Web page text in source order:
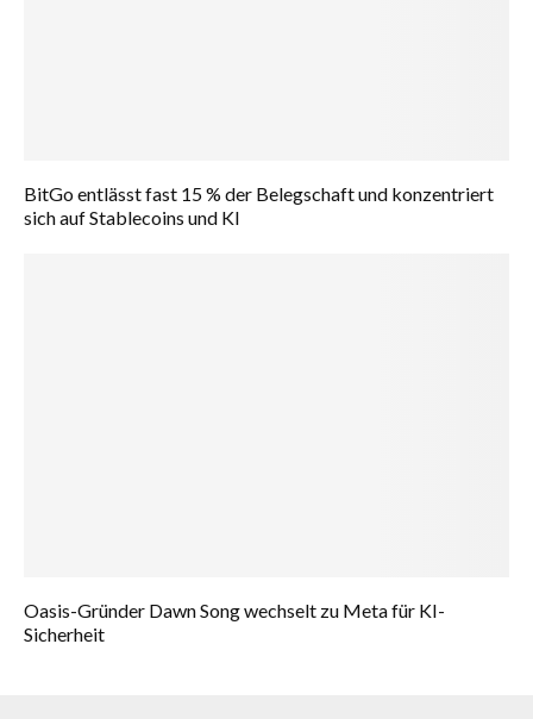
BitGo entlässt fast 15 % der Belegschaft und konzentriert
sich auf Stablecoins und KI
Oasis-Gründer Dawn Song wechselt zu Meta für KI-
Sicherheit